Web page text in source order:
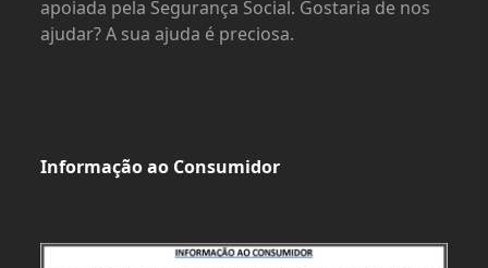
apoiada pela Segurança Social. Gostaria de nos
ajudar? A sua ajuda é preciosa.
Informação ao Consumidor